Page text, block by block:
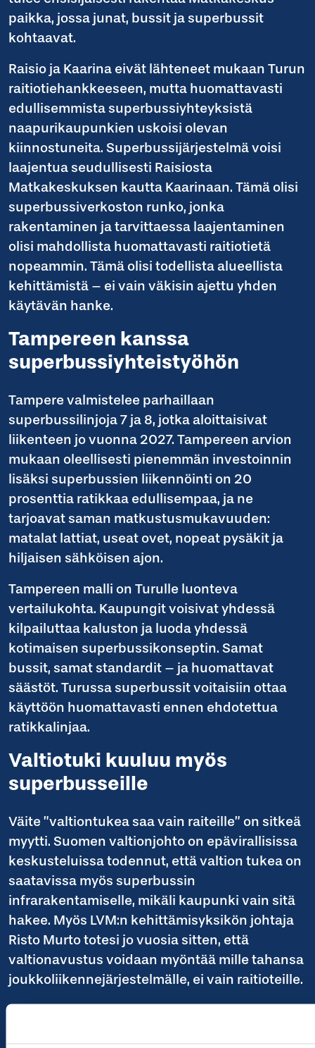
paikka, jossa junat, bussit ja superbussit
kohtaavat.
Raisio ja Kaarina eivät lähteneet mukaan Turun
raitiotiehankkeeseen, mutta huomattavasti
edullisemmista superbussiyhteyksistä
naapurikaupunkien uskoisi olevan
kiinnostuneita. Superbussijärjestelmä voisi
laajentua seudullisesti Raisiosta
Matkakeskuksen kautta Kaarinaan. Tämä olisi
superbussiverkoston runko, jonka
rakentaminen ja tarvittaessa laajentaminen
olisi mahdollista huomattavasti raitiotietä
nopeammin. Tämä olisi todellista alueellista
kehittämistä – ei vain väkisin ajettu yhden
käytävän hanke.
Tampereen kanssa
superbussiyhteistyöhön
Tampere valmistelee parhaillaan
superbussilinjoja 7 ja 8, jotka aloittaisivat
liikenteen jo vuonna 2027. Tampereen arvion
mukaan oleellisesti pienemmän investoinnin
lisäksi superbussien liikennöinti on 20
prosenttia ratikkaa edullisempaa, ja ne
tarjoavat saman matkustusmukavuuden:
matalat lattiat, useat ovet, nopeat pysäkit ja
hiljaisen sähköisen ajon.
Tampereen malli on Turulle luonteva
vertailukohta. Kaupungit voisivat yhdessä
kilpailuttaa kaluston ja luoda yhdessä
kotimaisen superbussikonseptin. Samat
bussit, samat standardit – ja huomattavat
säästöt. Turussa superbussit voitaisiin ottaa
käyttöön huomattavasti ennen ehdotettua
ratikkalinjaa.
Valtiotuki kuuluu myös
superbusseille
Väite ”valtiontukea saa vain raiteille” on sitkeä
myytti. Suomen valtionjohto on epävirallisissa
keskusteluissa todennut, että valtion tukea on
saatavissa myös superbussin
infrarakentamiselle, mikäli kaupunki vain sitä
hakee. Myös LVM:n kehittämisyksikön johtaja
Risto Murto totesi jo vuosia sitten, että
valtionavustus voidaan myöntää mille tahansa
joukkoliikennejärjestelmälle, ei vain raitioteille.
Turun on siksi haettava valtiolta tukea